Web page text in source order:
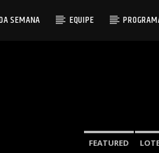
SEMANA EQUIPE
FEATURED